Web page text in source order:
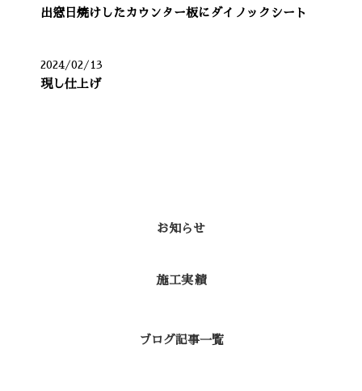
出窓日焼けしたカウンター板にダイノックシート
2024/02/13
現し仕上げ
お知らせ
施工実績
ブログ記事一覧